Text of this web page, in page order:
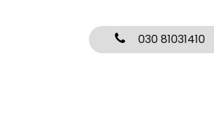
030 81031410